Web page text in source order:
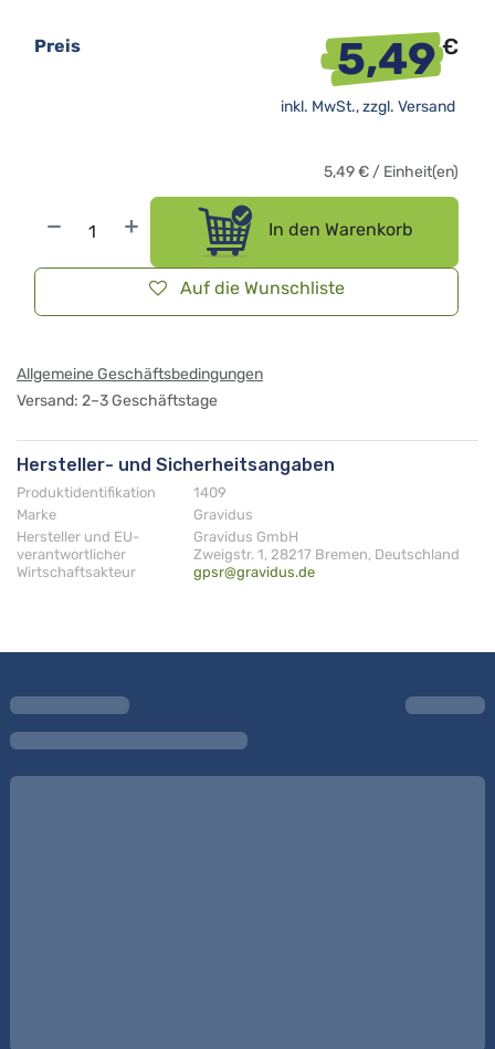
In den Warenkorb
Auf die Wunschliste
Preis 5,49€
inkl. MwSt., zzgl. Versand
5,49€ / Einheit(en)
Allgemeine Geschäftsbedingungen
Versand: 2–3 Geschäftstage
Hersteller- und Sicherheitsangaben
Produktidentifikation
1409
Marke
Gravidus
Hersteller und EU-
verantwortlicher
Wirtschaftsakteur
Gravidus GmbH
Zweigstr. 1, 28217 Bremen, Deutschland
gpsr@gravidus.de